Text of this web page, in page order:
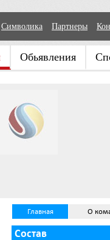
Символика Партнеры
Обьявления
Главная О
Состав